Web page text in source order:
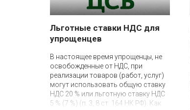
Льготные ставки НДС для
упрощенцев
В настоящее время упрощенцы, не
освобожденные от НДС, при
реализации товаров (работ, услуг)
могут использовать общую ставку
НДС 20 % или льготную ставку НДС
5 % (7 %) (п. 3, 8 ст. 164 НК РФ). Как